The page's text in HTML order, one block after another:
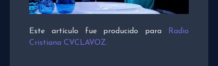
Este artículo fue producido para
Radio
Cristiana CVCLAVOZ.